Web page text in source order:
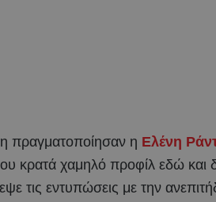
πραγματοποίησαν η Ελένη
κρατά χαμηλό προφίλ εδώ και
τις εντυπώσεις με την